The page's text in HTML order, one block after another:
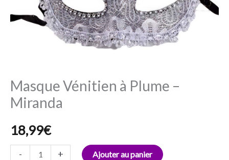
Masque Vénitien à Plume –
Miranda
18,99€
- + Ajouter au panier